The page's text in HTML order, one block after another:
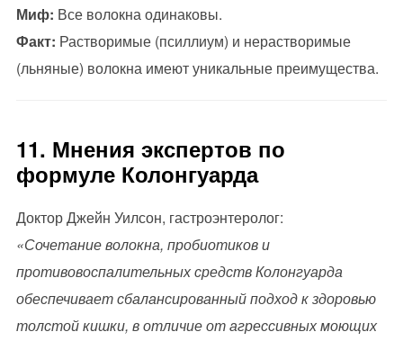
Миф: Все волокна одинаковы.
Факт: Растворимые (псиллиум) и нерастворимые
(льняные) волокна имеют уникальные преимущества.
11. Мнения экспертов по
формуле Колонгуарда
Доктор Джейн Уилсон, гастроэнтеролог:
«Сочетание волокна, пробиотиков и
противовоспалительных средств Колонгуарда
обеспечивает сбалансированный подход к здоровью
толстой кишки, в отличие от агрессивных моющих